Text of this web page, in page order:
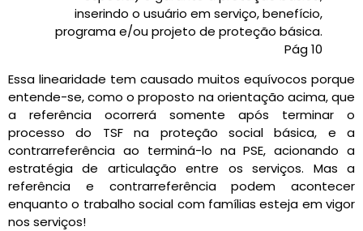
inserindo o usuário em serviço, benefício,
programa e/ou projeto de proteção básica.
Pág 10
Essa linearidade tem causado muitos equívocos porque
entende-se, como o proposto na orientação acima, que
a referência ocorrerá somente após terminar o
processo do TSF na proteção social básica, e a
contrarreferência ao terminá-lo na PSE, acionando a
estratégia de articulação entre os serviços. Mas a
referência e contrarreferência podem acontecer
enquanto o trabalho social com famílias esteja em vigor
nos serviços!